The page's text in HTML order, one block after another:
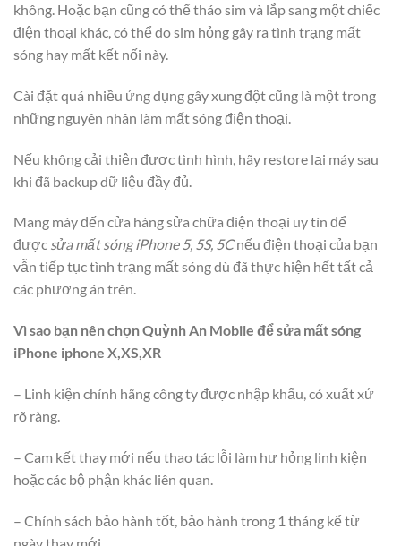
không. Hoặc bạn cũng có thể tháo sim và lắp sang một chiếc
điện thoại khác, có thể do sim hỏng gây ra tình trạng mất
sóng hay mất kết nối này.
Cài đặt quá nhiều ứng dụng gây xung đột cũng là một trong
những nguyên nhân làm mất sóng điện thoại.
Nếu không cải thiện được tình hình, hãy restore lại máy sau
khi đã backup dữ liệu đầy đủ.
Mang máy đến cửa hàng sửa chữa điện thoại uy tín để
được sửa mất sóng iPhone 5, 5S, 5Cnếu điện thoại của bạn
vẫn tiếp tục tình trạng mất sóng dù đã thực hiện hết tất cả
các phương án trên.
Vì sao bạn nên chọn Quỳnh An Mobile để sửa mất sóng
iPhone iphone X,XS,XR
– Linh kiện chính hãng công ty được nhập khẩu, có xuất xứ
rõ ràng.
– Cam kết thay mới nếu thao tác lỗi làm hư hỏng linh kiện
hoặc các bộ phận khác liên quan.
– Chính sách bảo hành tốt, bảo hành trong 1 tháng kể từ
ngày thay mới.